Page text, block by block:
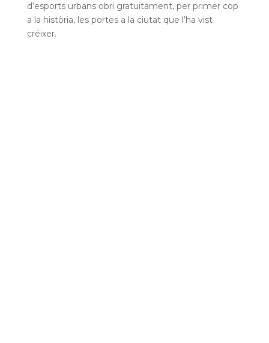
d’esports urbans obri gratuïtament, per primer cop
a la història, les portes a la ciutat que l’ha vist
créixer.